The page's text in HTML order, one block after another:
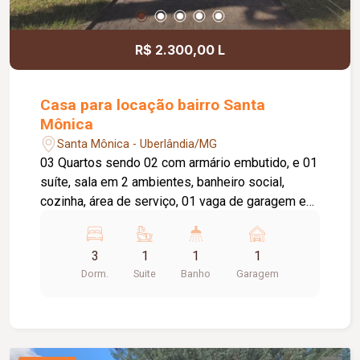
R$ 2.300,00 L
Casa para locação bairro Santa
Mônica
Santa Mônica - Uberlândia/MG
03 Quartos sendo 02 com armário embutido, e 01
suíte, sala em 2 ambientes, banheiro social,
cozinha, área de serviço, 01 vaga de garagem e
3
Dorm.
1
Suite
1
Banho
1
Garagem